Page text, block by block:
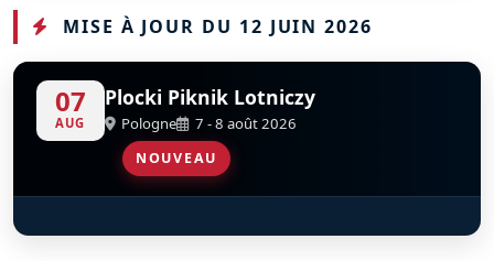
MISE À JOUR DU 12 JUIN 2026
07
AUG
Plocki Piknik Lotniczy
Pologne 7 - 8 août 2026
NOUVEAU
S D
Flying Bulls Aerobatics Team